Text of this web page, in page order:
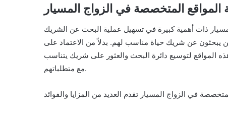
المواقع المتخصصة في الزواج المسيار
ذات أهمية كبيرة في تسهيل عملية البحث عن الشريك
يبحثون عن شريك حياة مناسب لهم. بدلاً من الاعتماد على
المواقع لتوسيع دائرة البحث والعثور على شريك يتناسب
مع متطلباتهم.